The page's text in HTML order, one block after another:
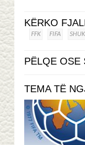
KËRKO
FFK FIFA
PËLQE OSE
TEMA TË